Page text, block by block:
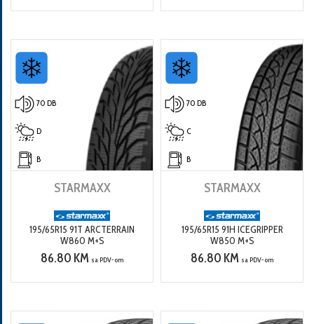
70 DB
D
B
STARMAXX
195/65R15 91T ARCTERRAIN
W860 M+S
86.80 KM sa PDV-om
70 DB
C
B
STARMAXX
195/65R15 91H ICEGRIPPER
W850 M+S
86.80 KM sa PDV-om